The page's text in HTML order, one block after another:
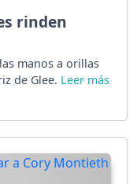
rinden
manos a orillas
de Glee.